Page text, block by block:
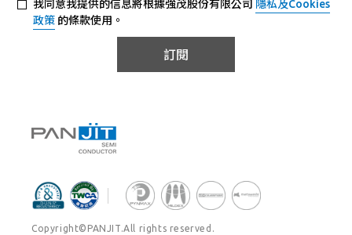
訂閱
我同意我提供的信息將根據強茂股份有限公司 隱私及Cookies
政策 的條款使用。
Copyright©PANJIT.All rights reserved.